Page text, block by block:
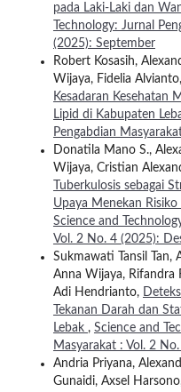
pada Laki-Laki dan
Technology: Jurnal
(2025): September
Robert Kosasih,
Wijaya, Fidelia
Kesadaran Kesehatan
Lipid di Kabupaten
Pengabdian
Donatila Mano S.,
Wijaya, Cristian
Tuberkulosis sebagai
Upaya Menekan
Science and
Vol. 2 No. 4 (2025):
Sukmawati Tansil Tan,
Anna Wijaya, Rifandra
Adi Hendrianto,
Tekanan Darah dan
Lebak , Science and
Masyarakat : Vol. 2
Andria Priyana,
Gunaidi, Axsel